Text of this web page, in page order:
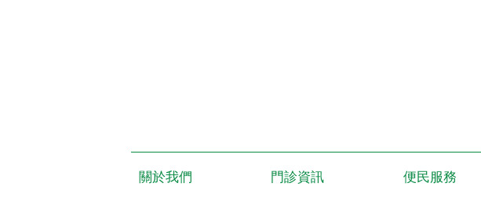
關於我們 門診資訊 便民服務